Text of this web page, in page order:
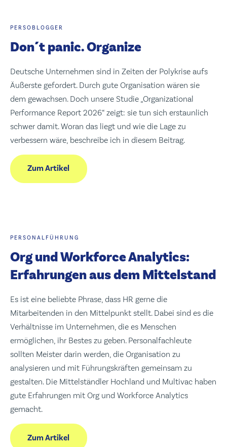
PERSOBLOGGER
Don´t panic. Organize
Deutsche Unternehmen sind in Zeiten der Polykrise aufs
Äußerste gefordert. Durch gute Organisation wären sie
dem gewachsen. Doch unsere Studie „Organizational
Performance Report 2026“ zeigt: sie tun sich erstaunlich
schwer damit. Woran das liegt und wie die Lage zu
verbessern wäre, beschreibe ich in diesem Beitrag.
Zum Artikel
PERSONALFÜHRUNG
Org und Workforce Analytics:
Erfahrungen aus dem Mittelstand
Es ist eine beliebte Phrase, dass HR gerne die
Mitarbeitenden in den Mittelpunkt stellt. Dabei sind es die
Verhältnisse im Unternehmen, die es Menschen
ermöglichen, ihr Bestes zu geben. Personalfachleute
sollten Meister darin werden, die Organisation zu
analysieren und mit Führungskräften gemeinsam zu
gestalten. Die Mittelständler Hochland und Multivac haben
gute Erfahrungen mit Org und Workforce Analytics
gemacht.
Zum Artikel